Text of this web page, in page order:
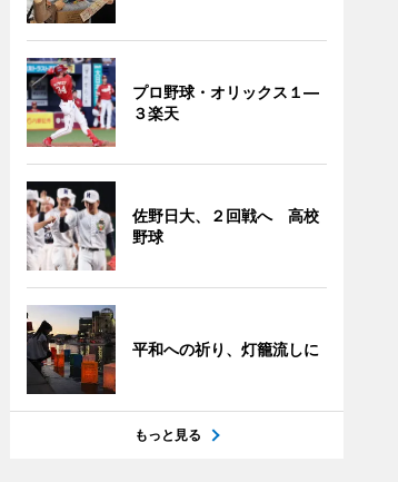
プロ野球・オリックス１―
３楽天
佐野日大、２回戦へ 高校
野球
平和への祈り、灯籠流しに
もっと見る